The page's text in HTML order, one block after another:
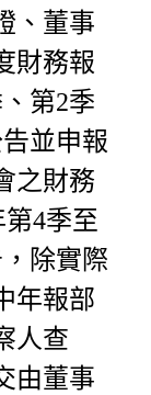
、董事
財務報
第2季
並申報
之財務
4季至
除實際
年報部
人查
由董事